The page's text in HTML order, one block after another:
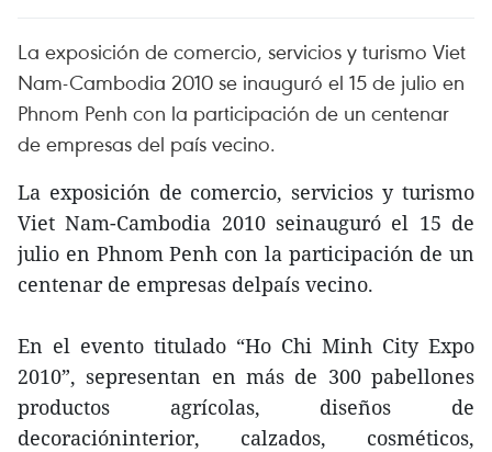
La exposición de comercio, servicios y turismo Viet
Nam-Cambodia 2010 se inauguró el 15 de julio en
Phnom Penh con la participación de un centenar
de empresas del país vecino.
La exposición de comercio, servicios y turismo
Viet Nam-Cambodia 2010 seinauguró el 15 de
julio en Phnom Penh con la participación de un
centenar de empresas delpaís vecino.
En el evento titulado “Ho Chi Minh City Expo
2010”, sepresentan en más de 300 pabellones
productos agrícolas, diseños de
decoracióninterior, calzados, cosméticos,